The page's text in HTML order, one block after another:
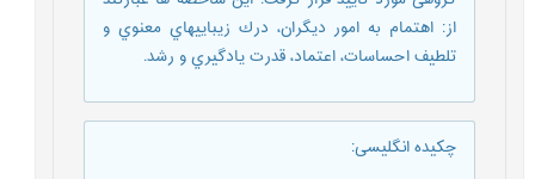
از: اهتمام به امور ديگران، درك زيباييهاي معنوي و
تلطيف احساسات، اعتماد، قدرت يادگيري و رشد.
چکیده انگلیسی: